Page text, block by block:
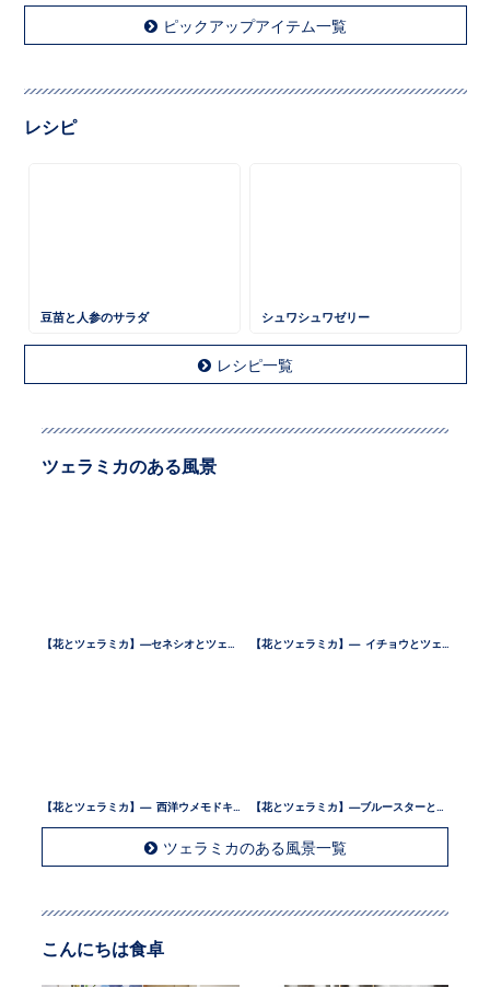
ピックアップアイテム一覧
レシピ
豆苗と人参のサラダ シュワシュワゼリー
レシピ一覧
ツェラミカのある風景
【花とツェラミカ】— イチョウとツェラミカ —
【花とツェラミカ】— 西洋ウメモドキとツェラミカ — 【花とツェラミカ】—ブルースターとツェラミカ —
ツェラミカのある風景一覧
こんにちは食卓